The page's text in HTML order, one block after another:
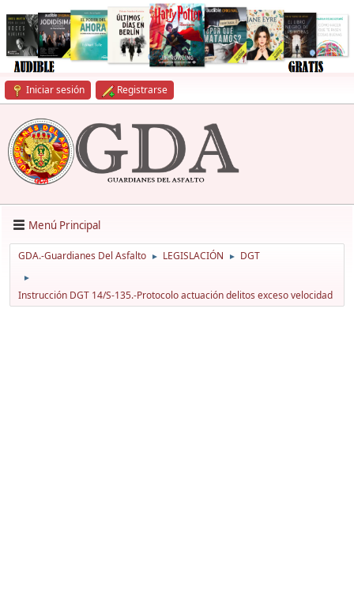
Iniciar sesión Registrarse
Menú Principal
GDA.-Guardianes Del Asfalto ► LEGISLACIÓN ► DGT
►
Instrucción DGT 14/S-135.-Protocolo actuación delitos exceso velocidad